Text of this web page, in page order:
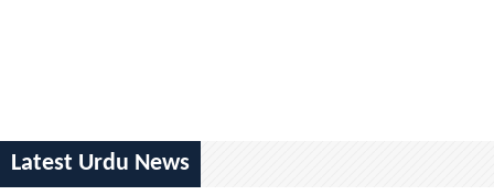
Latest Urdu News